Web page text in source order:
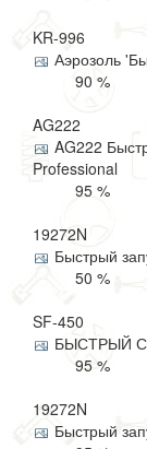
KR-996
Аэрозоль
90 %
AG222
AG222
Professional
95 %
19272N
Быстрый
50 %
SF-450
БЫСТРЫЙ
95 %
19272N
Быстрый